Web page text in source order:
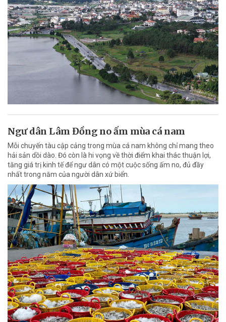
Ngư dân Lâm Đồng no ấm mùa cá nam
Mỗi chuyến tàu cập cảng trong mùa cá nam không chỉ mang theo
hải sản dồi dào. Đó còn là hi vọng về thời điểm khai thác thuận lợi,
tăng giá trị kinh tế để ngư dân có một cuộc sống ấm no, đủ đầy
nhất trong năm của người dân xứ biển.